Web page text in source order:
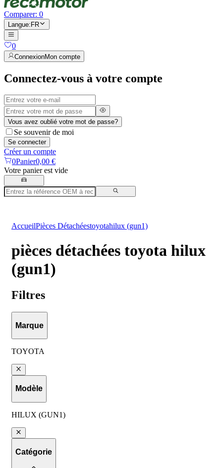
Comparer: 0
Langue: FR
0
ConnexionMon compte
Connectez-vous à votre compte
Vous avez oublié votre mot de passe?
Se souvenir de moi
Se connecter
Créer un compte
0Panier0,00 €
Votre panier est vide
AccueilPièces Détachéestoyotahilux (gun1)
pièces détachées toyota hilux
(gun1)
Filtres
Marque
TOYOTA
Modèle
HILUX (GUN1)
Catégorie